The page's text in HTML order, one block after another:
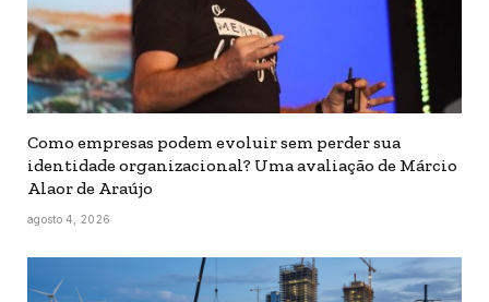
Como empresas podem evoluir sem perder sua
identidade organizacional? Uma avaliação de Márcio
Alaor de Araújo
agosto 4, 2026